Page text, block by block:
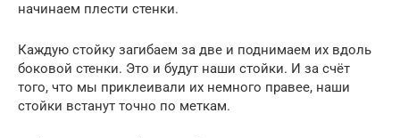
начинаем плести стенки.
Каждую стойку загибаем за две и поднимаем их вдоль
боковой стенки. Это и будут наши стойки. И за счёт
того, что мы приклеивали их немного правее, наши
стойки встанут точно по меткам.